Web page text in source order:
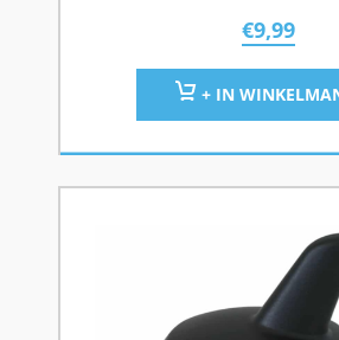
€9,99
+ IN